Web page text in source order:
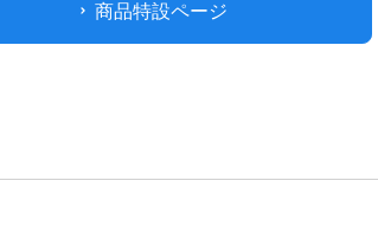
商品特設ページ